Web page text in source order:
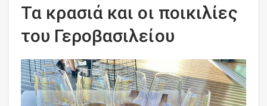
Τα κρασιά και οι ποικιλίες
του Γεροβασιλείου